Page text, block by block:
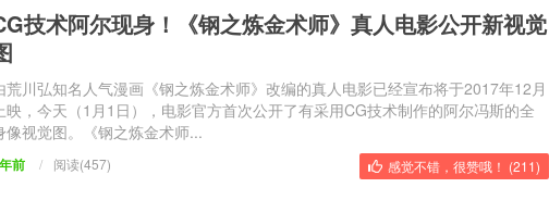
技术阿尔现身！《钢之炼金术师》真人电影公开新视觉
荒川弘知名人气漫画《钢之炼金术师》改编的真人电影已经宣布将于2017年12月
映，今天（1月1日），电影官方首次公开了有采用CG技术制作的阿尔冯斯的全
像视觉图。《钢之炼金术师...
前 / 感觉不错，很赞哦！ (211)
阅读(457)